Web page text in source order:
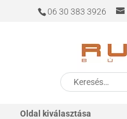
06 30 383 3926
Keresés
a
Oldal kiválasztása